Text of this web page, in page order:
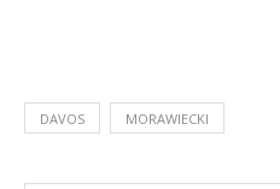
DAVOS MORAWIECKI